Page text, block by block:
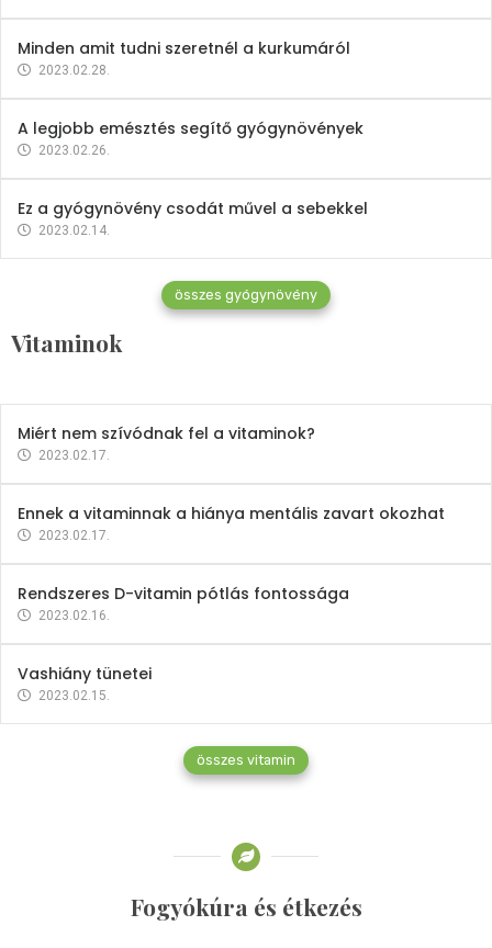
Minden amit tudni szeretnél a kurkumáról
2023.02.28.
A legjobb emésztés segítő gyógynövények
2023.02.26.
Ez a gyógynövény csodát művel a sebekkel
2023.02.14.
összes gyógynövény
Vitaminok
Vitaminok
Mindent a B-12 vitaminról
2023.02.27.
Miért nem szívódnak fel a vitaminok?
2023.02.17.
Ennek a vitaminnak a hiánya mentális zavart okozhat
2023.02.17.
Rendszeres D-vitamin pótlás fontossága
2023.02.16.
Vashiány tünetei
2023.02.15.
összes vitamin
Fogyókúra és étkezés